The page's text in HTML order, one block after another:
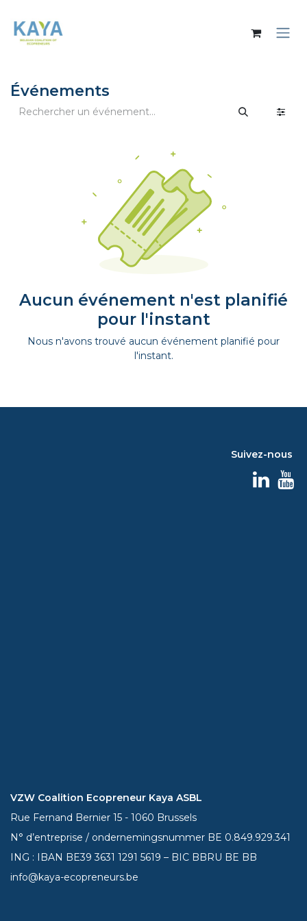
Événements
Aucun événement n'est planifié
pour l'instant
Nous n'avons trouvé aucun événement planifié pour
l'instant.
Suivez-nous
VZW Coalition Ecopreneur Kaya ASBL
Rue Fernand Bernier 15 - 1060 Brussels
N° d’entreprise / ondernemingsnummer BE 0.849.929.341
ING : IBAN BE393631 1291 5619 – BIC BBRU BE BB
info@kaya-ecopreneurs.be